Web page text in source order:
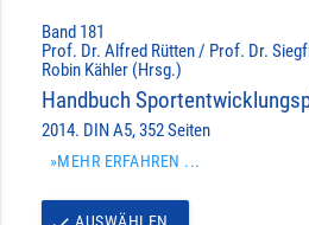
Band 181
Prof. Dr. Alfred Rütten / Prof. Dr.
Robin Kähler (Hrsg.)
Handbuch
2014. DIN A5, 352 Seiten
»MEHR ERFAHREN ...